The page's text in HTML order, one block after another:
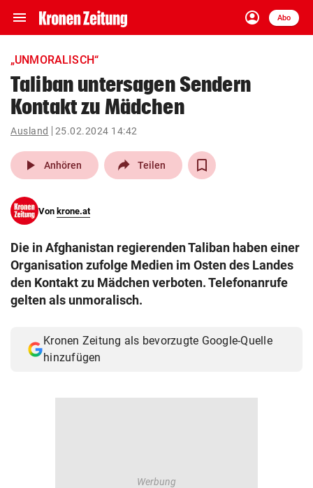
menu Navigation
ein-/ausklappen
account_circle
Anmelden
Abo
close Schließen
account_circle Anmelden
pin_drop
Wien arrow_right
search
eingeben
Muthgasse 2, 1190 Wien
„UNMORALISCH“
Taliban untersagen Sendern
Kontakt zu Mädchen
Ausland 25.02.2024 14:42
play_arrow Anhören Teilen
Von krone.at
Die in Afghanistan regierenden Taliban haben einer
Organisation zufolge Medien im Osten des Landes
den Kontakt zu Mädchen verboten. Telefonanrufe
gelten als unmoralisch.
Kronen Zeitung als bevorzugte Google-Quelle
hinzufügen